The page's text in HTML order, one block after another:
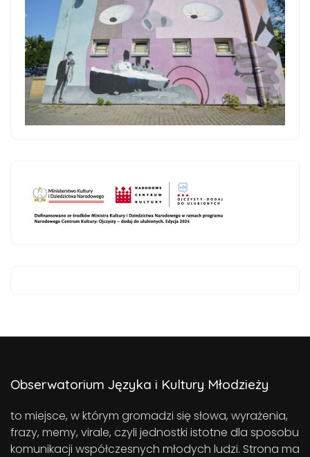
Obserwatorium Języka i Kultury Młodzieży
to miejsce, w którym gromadzi się słowa, wyrażenia,
frazy, memy, virale, czyli jednostki istotne dla sposobu
komunikacji współczesnych młodych ludzi. Strona ma